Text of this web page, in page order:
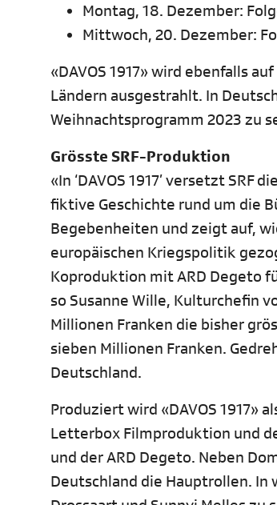
Montag, 18. Dezember:
Mittwoch, 20. Dezember:
«DAVOS 1917» wird ebenfalls
Ländern ausgestrahlt. In
Weihnachtsprogramm 2023 zu
Grösste SRF-Produktion
«In ‘DAVOS 1917’ versetzt
fiktive Geschichte rund um die
Begebenheiten und zeigt auf,
europäischen Kriegspolitik
Koproduktion mit ARD Degeto
so Susanne Wille, Kulturchefin
Millionen Franken die bisher
sieben Millionen Franken.
Deutschland.
Produziert wird «DAVOS 1917»
Letterbox Filmproduktion und
und der ARD Degeto. Neben
Deutschland die Hauptrollen. In